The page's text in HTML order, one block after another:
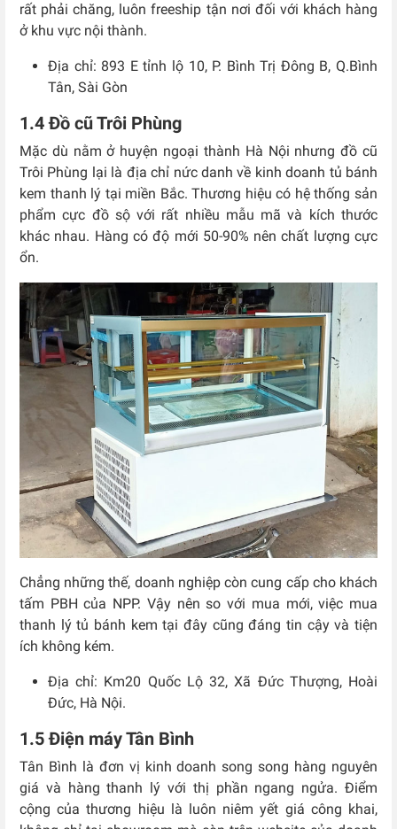
rất phải chăng, luôn freeship tận nơi đối với khách hàng
ở khu vực nội thành.
Địa chỉ: 893 E tỉnh lộ 10, P. Bình Trị Đông B, Q.Bình
Tân, Sài Gòn
1.4 Đồ cũ Trôi Phùng
Mặc dù nằm ở huyện ngoại thành Hà Nội nhưng đồ cũ
Trôi Phùng lại là địa chỉ nức danh về kinh doanh tủ bánh
kem thanh lý tại miền Bắc. Thương hiệu có hệ thống sản
phẩm cực đồ sộ với rất nhiều mẫu mã và kích thước
khác nhau. Hàng có độ mới 50-90% nên chất lượng cực
ổn.
Chẳng những thế, doanh nghiệp còn cung cấp cho khách
tấm PBH của NPP. Vậy nên so với mua mới, việc mua
thanh lý tủ bánh kem tại đây cũng đáng tin cậy và tiện
ích không kém.
Địa chỉ: Km20 Quốc Lộ 32, Xã Đức Thượng, Hoài
Đức, Hà Nội.
1.5 Điện máy Tân Bình
Tân Bình là đơn vị kinh doanh song song hàng nguyên
giá và hàng thanh lý với thị phần ngang ngửa. Điểm
cộng của thương hiệu là luôn niêm yết giá công khai,